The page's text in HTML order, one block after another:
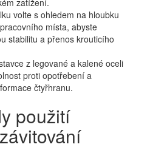
zatížení.
volte s ohledem na hloubku
místa, abyste
stabilitu a přenos krouticího
z legované a kalené oceli
proti opotřebení a
čtyřhranu.
použití